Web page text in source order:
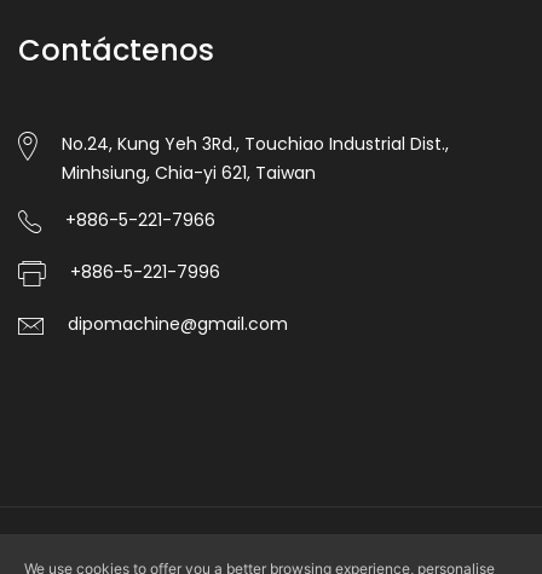
Contáctenos
No.24, Kung Yeh 3Rd., Touchiao Industrial Dist.,
Minhsiung, Chia-yi 621, Taiwan
+886-5-221-7966
+886-5-221-7996
dipomachine@gmail.com
We use cookies to offer you a better browsing experience, personalise